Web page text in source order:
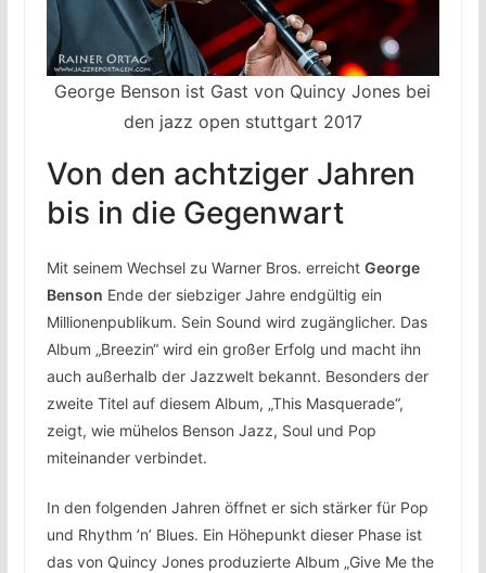
George Benson ist Gast von Quincy Jones bei
den jazz open stuttgart 2017
Von den achtziger Jahren
bis in die Gegenwart
Mit seinem Wechsel zu Warner Bros. erreicht George
Benson Ende der siebziger Jahre endgültig ein
Millionenpublikum. Sein Sound wird zugänglicher. Das
Album „Breezin“ wird ein großer Erfolg und macht ihn
auch außerhalb der Jazzwelt bekannt. Besonders der
zweite Titel auf diesem Album, „This Masquerade“,
zeigt, wie mühelos Benson Jazz, Soul und Pop
miteinander verbindet.
In den folgenden Jahren öffnet er sich stärker für Pop
und Rhythm ’n’ Blues. Ein Höhepunkt dieser Phase ist
das von Quincy Jones produzierte Album „Give Me the